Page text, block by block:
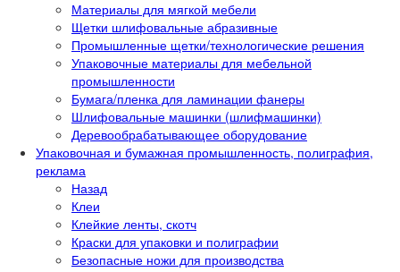
Материалы для мягкой мебели
Щетки шлифовальные абразивные
Промышленные щетки/технологические решения
Упаковочные материалы для мебельной
промышленности
Бумага/пленка для ламинации фанеры
Шлифовальные машинки (шлифмашинки)
Деревообрабатывающее оборудование
Упаковочная и бумажная промышленность, полиграфия,
реклама
Назад
Клеи
Клейкие ленты, скотч
Краски для упаковки и полиграфии
Безопасные ножи для производства